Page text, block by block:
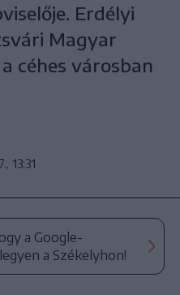
Erdélyi
Magyar
céhes városban
13:31
a Google-
a Székelyhon!